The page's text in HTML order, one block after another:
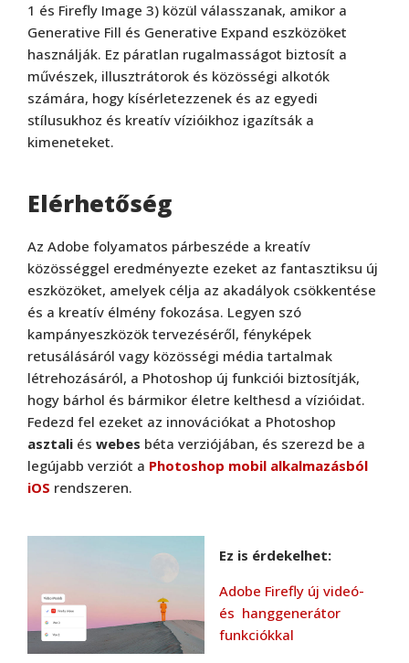
1 és Firefly Image 3) közül válasszanak, amikor a
Generative Fill és Generative Expand eszközöket
használják. Ez páratlan rugalmasságot biztosít a
művészek, illusztrátorok és közösségi alkotók
számára, hogy kísérletezzenek és az egyedi
stílusukhoz és kreatív vízióikhoz igazítsák a
kimeneteket.
Elérhetőség
Az Adobe folyamatos párbeszéde a kreatív
közösséggel eredményezte ezeket az fantasztiksu új
eszközöket, amelyek célja az akadályok csökkentése
és a kreatív élmény fokozása. Legyen szó
kampányeszközök tervezéséről, fényképek
retusálásáról vagy közösségi média tartalmak
létrehozásáról, a Photoshop új funkciói biztosítják,
hogy bárhol és bármikor életre kelthesd a vízióidat.
Fedezd fel ezeket az innovációkat a Photoshop
asztali és webes béta verziójában, és szerezd be a
legújabb verziót a Photoshop mobil alkalmazásból
iOS rendszeren.
Ez is érdekelhet:
Adobe Firefly új videó-
és hanggenerátor
funkciókkal